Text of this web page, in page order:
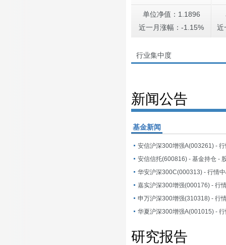
单位净值：1.1896
近一月涨幅：-1.15%
近
行业集中度
新闻公告
基金新闻
安信沪深300增强A(003261) -
华安沪深300C(000313) - 行情
嘉实沪深300增强(000176) - 行
申万沪深300增强(310318) - 行
华夏沪深300增强A(001015) -
研究报告